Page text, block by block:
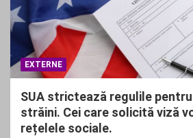
EXTERNE
SUA strictează regulile
străini. Cei care solicită viză
rețelele sociale.